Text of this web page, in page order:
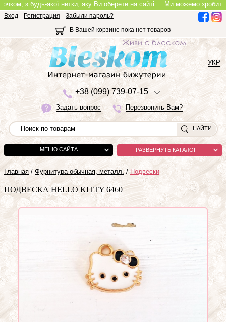
з будь-якої нитки, яку Ви оберете на сайті.Ми можемо зробити
Вход Регистрация
Забыли пароль?
В Вашей корзине пока нет товаров
+38 (099) 739-07-15
Задать вопрос Перезвонить Вам?
УКР
НАЙТИ
МЕНЮ САЙТА РАЗВЕРНУТЬ КАТАЛОГ
Главная / Фурнитура обычная, металл. / Подвески
ПОДВЕСКА HELLO KITTY 6460